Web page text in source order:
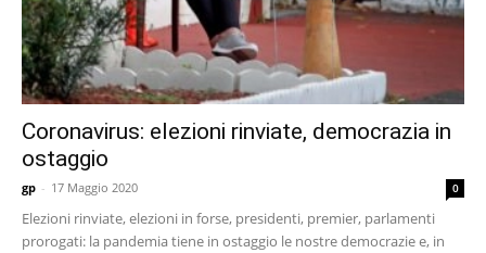
Coronavirus: elezioni rinviate, democrazia in
ostaggio
gp - 17 Maggio 2020 0
Elezioni rinviate, elezioni in forse, presidenti, premier, parlamenti
prorogati: la pandemia tiene in ostaggio le nostre democrazie e, in